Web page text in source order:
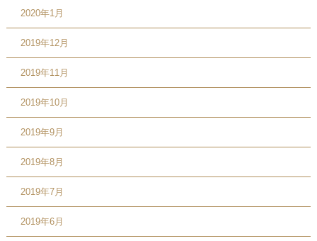
2020年1月
2019年12月
2019年11月
2019年10月
2019年9月
2019年8月
2019年7月
2019年6月